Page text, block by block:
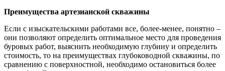
Преимущества артезианской скважины
Если с изыскательскими работами все, более-менее, понятно –
они позволяют определить оптимальное место для проведения
буровых работ, выяснить необходимую глубину и определить
стоимость, то на преимуществах глубоководной скважины, по
сравнению с поверхностной, необходимо остановиться более